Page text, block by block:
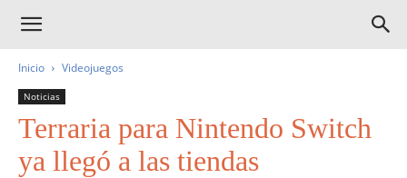
Inicio Videojuegos
Noticias
Terraria para Nintendo Switch
ya llegó a las tiendas